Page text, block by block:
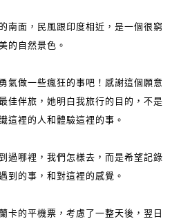
南面，民風跟印度相近，是一個很窮
的自然景色。
氣做一些瘋狂的事吧！感謝這個願意
佳伴旅，她明白我旅行的目的，不是
這裡的人和體驗這裡的事。
過哪裡，我們怎樣去，而是希望記錄
到的事，和對這裡的感覺。
卡的平機票，考慮了一整天後，翌日